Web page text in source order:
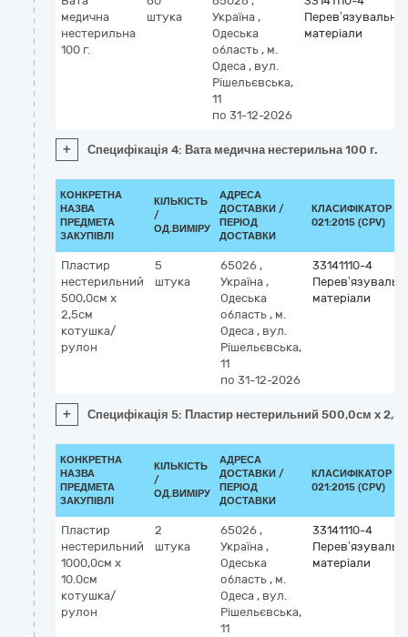
медична
нестерильна
100 г.
штука
Україна ,
Одеська
область , м.
Одеса , вул.
Рішельєвська,
11
по 31-12-2026
Перев’язувальні
матеріали
+ Специфікація 4: Вата медична нестерильна 100 г.
КОНКРЕТНА
НАЗВА
ПРЕДМЕТА
ЗАКУПІВЛІ
КІЛЬКІСТЬ
/
ОД.ВИМІРУ
АДРЕСА
ДОСТАВКИ /
ПЕРІОД
ДОСТАВКИ
КЛАСИФІКАТОР ДК
021:2015 (CPV)
Пластир
нестерильний
500,0см x
2,5см
котушка/
рулон
5
штука
65026 ,
Україна ,
Одеська
область , м.
Одеса , вул.
Рішельєвська,
11
по 31-12-2026
33141110-4
Перев’язувальні
матеріали
+ Специфікація 5: Пластир нестерильний 500,0см x
КОНКРЕТНА
НАЗВА
ПРЕДМЕТА
ЗАКУПІВЛІ
КІЛЬКІСТЬ
/
ОД.ВИМІРУ
АДРЕСА
ДОСТАВКИ /
ПЕРІОД
ДОСТАВКИ
КЛАСИФІКАТОР ДК
021:2015 (CPV)
Пластир
нестерильний
1000,0см x
10.0см
котушка/
рулон
2
штука
65026 ,
Україна ,
Одеська
область , м.
Одеса , вул.
Рішельєвська,
11
33141110-4
Перев’язувальні
матеріали